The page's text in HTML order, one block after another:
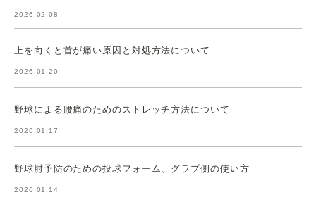
2026.02.08
上を向くと首が痛い原因と対処方法について
2026.01.20
野球による腰痛のためのストレッチ方法について
2026.01.17
野球肘予防のための投球フォーム、グラブ側の使い方
2026.01.14